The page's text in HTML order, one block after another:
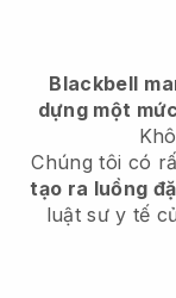
Blackbell
dựng một
Chúng tôi có
tạo ra luồng
luật sư y tế